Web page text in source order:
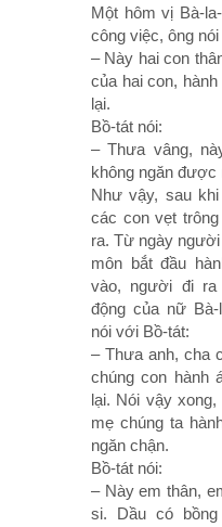
Một hôm vị Bà-
công việc, ông
– Này hai con
của hai con,
lại.
Bồ-tát nói:
– Thưa vâng,
không ngăn được
Như vậy, sau
các con vẹt
ra. Từ ngày
môn bắt đầu
vào, người đi ra
động của nữ
nói với Bồ-tát:
– Thưa anh, cha
chúng con hành
lại. Nói vậy
mẹ chúng ta
ngăn chận.
Bồ-tát nói:
– Này em thân,
si. Dầu có